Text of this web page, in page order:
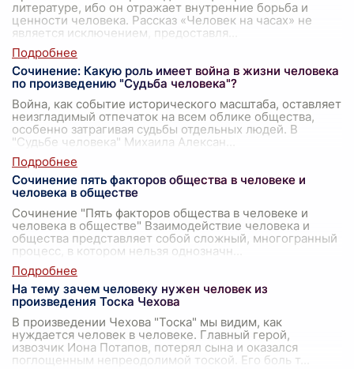
литературе, ибо он отражает внутренние борьба и
ценности человека. Рассказ «Человек на часах» не
является исключением, предоставля
Сочинение: Какую роль имеет война в жизни человека
по произведению "Судьба человека"?
Война, как событие исторического масштаба, оставляет
неизгладимый отпечаток на всем облике общества,
особенно затрагивая судьбы отдельных людей. В
"Судьбе человека" Михаила Алексан
Сочинение пять факторов общества в человеке и
человека в обществе
Сочинение "Пять факторов общества в человеке и
человека в обществе" Взаимодействие человека и
общества представляет собой сложный, многогранный
процесс, в котором нельзя однозначн
На тему зачем человеку нужен человек из
произведения Тоска Чехова
В произведении Чехова "Тоска" мы видим, как
нуждается человек в человеке. Главный герой,
извозчик Иона Потапов, потерял сына и оказался
поглощенным непреодолимой тоской. Его боль т